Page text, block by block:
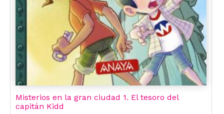
Misterios en la gran ciudad 1. El tesoro del
capitán Kidd